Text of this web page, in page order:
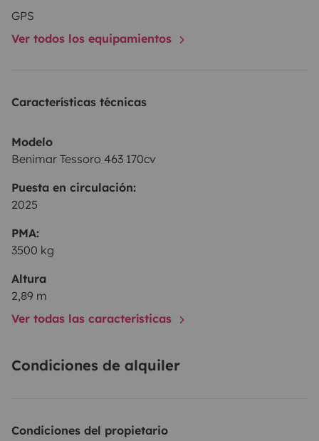
GPS
Ver todos los equipamientos
Características técnicas
Modelo
Benimar Tessoro 463 170cv
Puesta en circulación:
2025
PMA:
3500 kg
Altura
2,89 m
Ver todas las características
Condiciones de alquiler
Condiciones del propietario